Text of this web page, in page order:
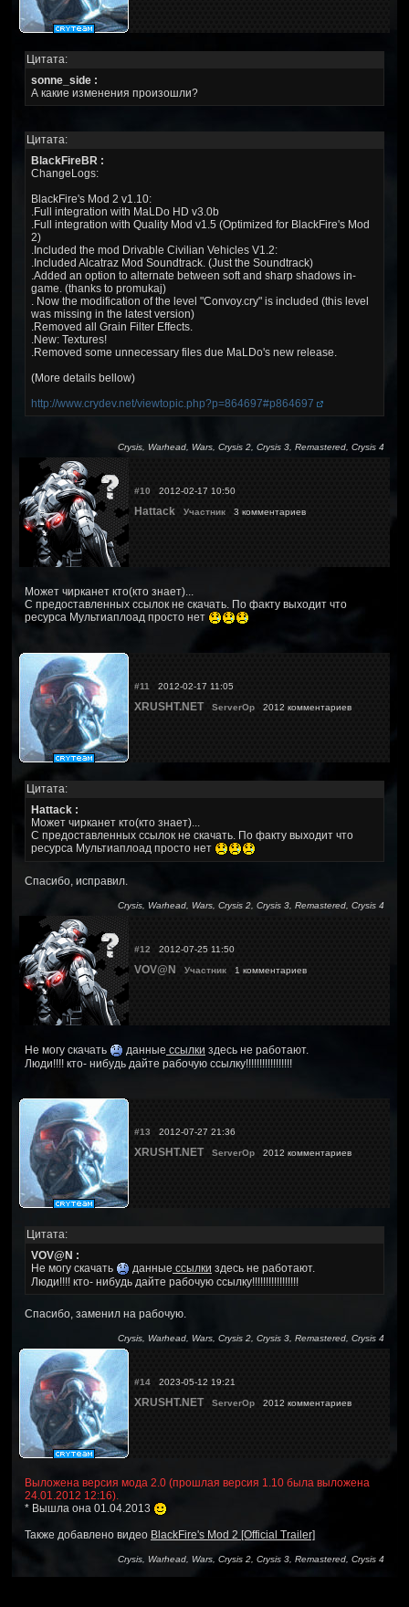
Цитата:
sonne_side :
А какие изменения произошли?
Цитата:
BlackFireBR :
ChangeLogs:
BlackFire's Mod 2 v1.10:
.Full integration with MaLDo HD v3.0b
.Full integration with Quality Mod v1.5 (Optimized for BlackFire's Mod
2)
.Included the mod Drivable Civilian Vehicles V1.2:
.Included Alcatraz Mod Soundtrack. (Just the Soundtrack)
.Added an option to alternate between soft and sharp shadows in-
game. (thanks to promukaj)
. Now the modification of the level "Convoy.cry" is included (this level
was missing in the latest version)
.Removed all Grain Filter Effects.
.New: Textures!
.Removed some unnecessary files due MaLDo's new release.
(More details bellow)
http://www.crydev.net/viewtopic.php?p=864697#p864697
Crysis, Warhead, Wars, Crysis 2, Crysis 3, Remastered, Crysis 4
#10 2012-02-17 10:50
Hattack Участник 3 комментариев
Может чирканет кто(кто знает)...
С предоставленных ссылок не скачать. По факту выходит что
ресурса Мультиаплоад просто нет
#11 2012-02-17 11:05
XRUSHT.NET ServerOp 2012 комментариев
Цитата:
Hattack :
Может чирканет кто(кто знает)...
С предоставленных ссылок не скачать. По факту выходит что
ресурса Мультиаплоад просто нет
Спасибо, исправил.
Crysis, Warhead, Wars, Crysis 2, Crysis 3, Remastered, Crysis 4
#12 2012-07-25 11:50
VOV@N Участник 1 комментариев
Не могу скачать данные ссылки здесь не работают.
Люди!!!! кто- нибудь дайте рабочую ссылку!!!!!!!!!!!!!!!!!
#13 2012-07-27 21:36
XRUSHT.NET ServerOp 2012 комментариев
Цитата:
VOV@N :
Не могу скачать
данные ссылки здесь не работают.
Люди!!!! кто- нибудь дайте рабочую ссылку!!!!!!!!!!!!!!!!!
Спасибо, заменил на рабочую.
Crysis, Warhead, Wars, Crysis 2, Crysis 3, Remastered, Crysis 4
#14 2023-05-12 19:21
XRUSHT.NET ServerOp 2012 комментариев
Выложена версия мода 2.0 (прошлая версия 1.10 была выложена
24.01.2012 12:16).
* Вышла она 01.04.2013
Также добавлено видео BlackFire's Mod 2 [Official Trailer]
Crysis, Warhead, Wars, Crysis 2, Crysis 3, Remastered, Crysis 4